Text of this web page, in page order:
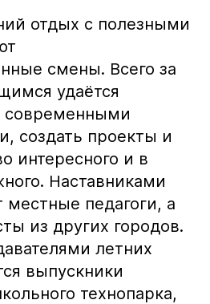
отдых с полезными
смены. Всего за
удаётся
современными
создать проекты и
интересного и в
Наставниками
местные педагоги, а
из других городов.
летних
выпускники
технопарка,